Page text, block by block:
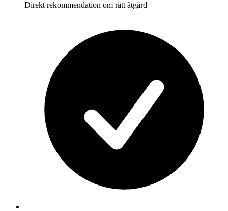
Direkt rekommendation om rätt åtgärd